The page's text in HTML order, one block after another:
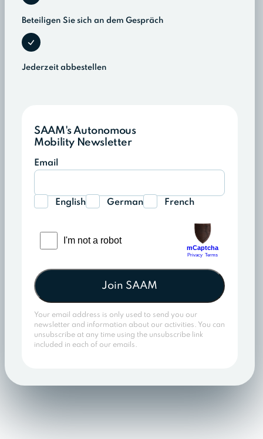
Beteiligen Sie sich an dem Gespräch
Jederzeit abbestellen
SAAM's Autonomous
Mobility Newsletter
Email
English German French
Join SAAM
Your email address is only used to send you our
newsletter and information about our activities. You can
unsubscribe at any time using the unsubscribe link
included in each of our emails.